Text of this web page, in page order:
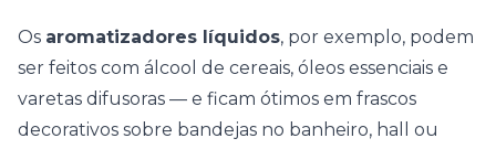
Os aromatizadores líquidos, por exemplo, podem
ser feitos com álcool de cereais, óleos essenciais e
varetas difusoras — e ficam ótimos em frascos
decorativos sobre bandejas no banheiro, hall ou